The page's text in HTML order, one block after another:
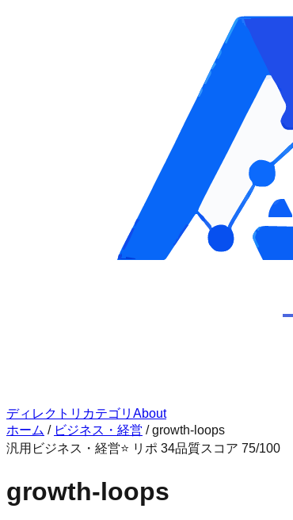
ディレクトリ カテゴリ About
ホーム / ビジネス・経営 /growth-loops
汎用 ビジネス・経営⭐ リポ 34品質スコア 75/100
growth-loops